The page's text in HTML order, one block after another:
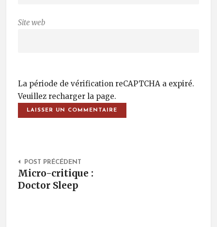
Site web
La période de vérification reCAPTCHA a expiré.
Veuillez recharger la page.
Post Navigation
POST PRÉCÉDENT
Micro-critique :
Doctor Sleep